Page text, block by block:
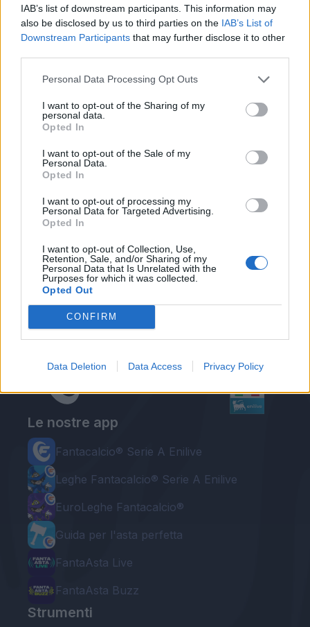
IAB’s list of downstream participants. This information may
also be disclosed by us to third parties on the IAB’s List of
Downstream Participants that may further disclose it to other
Personal Data Processing Opt Outs
I want to opt-out of the Sharing of my
personal data.
Opted In
I want to opt-out of the Sale of my
Personal Data.
Opted In
I want to opt-out of processing my
Personal Data for Targeted Advertising.
Opted In
I want to opt-out of Collection, Use,
Retention, Sale, and/or Sharing of my
Personal Data that Is Unrelated with the
Purposes for which it was collected.
Opted Out
CONFIRM
Data Deletion Data Access Privacy Policy
Per Quagliarella si tratta di un ritorno alle origini,
visto che con la maglia granata ha esordito in
trasferimento sulla propria pagina Facebook:
Da oggi ri-inizia un nuovo capitolo con la
maglia del toro!"
Pubblicazionedi
Autore
Redazione Fantacalcio.it
Le nostre app
Fantacalcio® Serie A Enilive
Leghe Fantacalcio® Serie A Enilive
EuroLeghe Fantacalcio®
Guida per l'asta perfetta
FantaAsta Live
FantaAsta Buzz
Strumenti